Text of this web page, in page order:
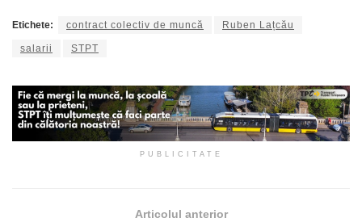
Etichete: contract colectiv de muncă Ruben Lațcău
salarii STPT
PUBLICITATE
Articolul anterior